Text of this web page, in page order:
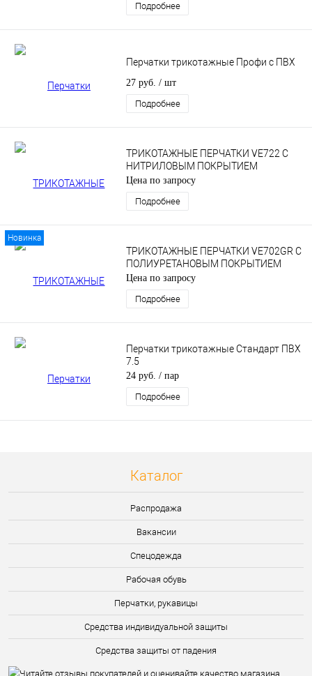
Подробнее
Перчатки трикотажные Профи с ПВХ
27 руб. / шт
Подробнее
ТРИКОТАЖНЫЕ ПЕРЧАТКИ VE722 С
НИТРИЛОВЫМ ПОКРЫТИЕМ
Цена по запросу
Подробнее
Новинка
ТРИКОТАЖНЫЕ ПЕРЧАТКИ VE702GR С
ПОЛИУРЕТАНОВЫМ ПОКРЫТИЕМ
Цена по запросу
Подробнее
Перчатки трикотажные Стандарт ПВХ
7.5
24 руб. / пар
Подробнее
Каталог
Распродажа
Вакансии
Спецодежда
Рабочая обувь
Перчатки, рукавицы
Средства индивидуальной защиты
Средства защиты от падения